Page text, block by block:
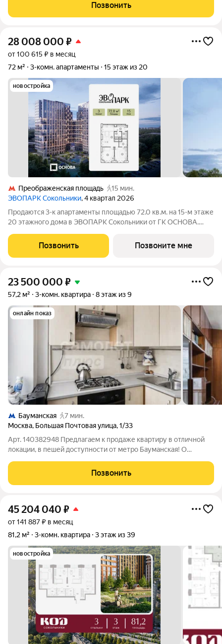
развитой инфраструктурой, много школ
Позвонить
28 008 000 ₽
от 100 615 ₽ в месяц
72 м²
3-комн. апартаменты 15 этаж из 20
новостройка
Преображенская площадь
15 мин.
ЭВОПАРК Сокольники, 4 квартал 2026
Продаются 3-к апартаменты площадью 72.0 кв.м. на 15-м этаже
20 этажного дома в ЭВОПАРК Сокольники от ГК ОСНОВА.
Преображенское, в 300 метрах от парка Сокольники.
"ЭВОПАРК Сокольники" расположен на
Позвонить Позвоните мне
23 500 000 ₽
57,2 м² 3-комн. квартира 8 этаж из 9
онлайн показ
Бауманская
7 мин.
Москва, Большая Почтовая улица,1/33
Арт. 140382948 Предлагаем к продаже квартиру в отличной
локации, в пешей доступности от метро Бауманская! О
высокий 8 этаж О доме: Кирпичный дом 1971 года постройки
(П-29 - эта
Позвонить
45 204 040 ₽
от 141 887 ₽ в месяц
81,2 м²
3-комн. квартира 3 этаж из 39
новостройка